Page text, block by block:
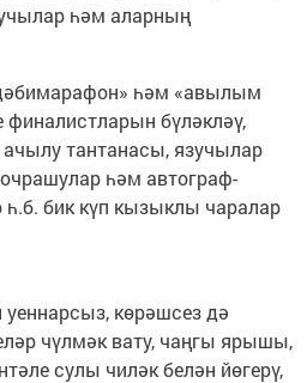
һәм аларның
һәм «авылым
финалистларын бүләкләү,
ачылу тантанасы, язучылар
һәм автограф-
һ.б. бик күп кызыклы чаралар
уеннарсыз, көрәшсез дә
чүлмәк вату, чаңгы ярышы,
сулы чиләк белән йөгерү,